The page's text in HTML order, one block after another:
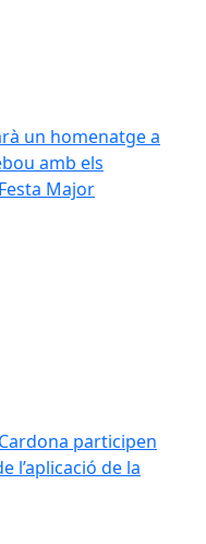
un homenatge a
amb els
Major
participen
l’aplicació de la